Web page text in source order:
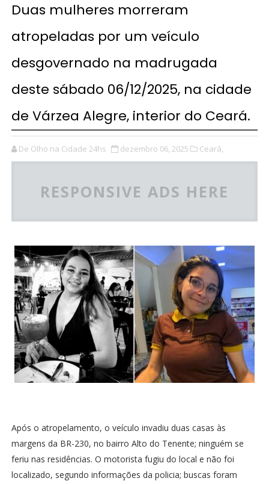
Duas mulheres morreram
atropeladas por um veículo
desgovernado na madrugada
deste sábado 06/12/2025, na cidade
de Várzea Alegre, interior do Ceará.
De Olho na Cidade 24hs dezembro 06, 2025 Ceará,
RESPONSIVE ADS HERE
Após o atropelamento, o veículo invadiu duas casas às
margens da BR-230, no bairro Alto do Tenente; ninguém se
feriu nas residências. O motorista fugiu do local e não foi
localizado, segundo informações da policia; buscas foram